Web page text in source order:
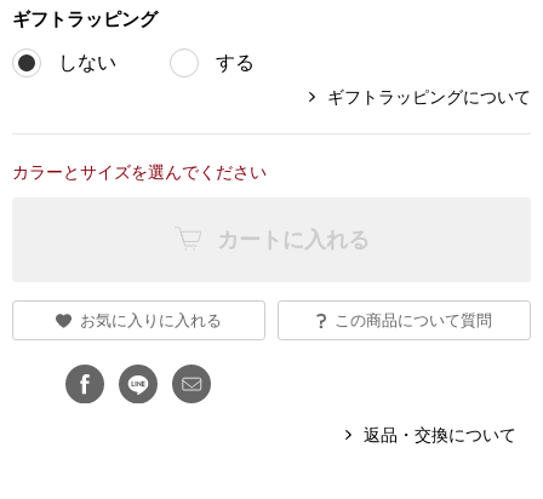
ダーウェア
ボディバッグ
ギフト ラッピング
しない する
ギフトラッピングについて
カラーとサイズを選んでください
カートに入れる
お気に入りに入れる この商品について質問
返品・交換について